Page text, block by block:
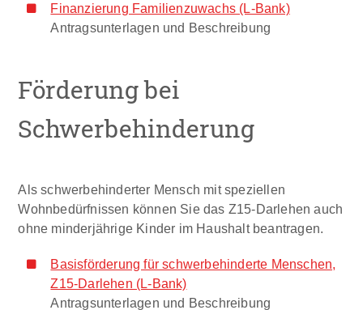
Finanzierung Familienzuwachs (L-Bank)
Antragsunterlagen und Beschreibung
Förderung bei
Schwerbehinderung
Als schwerbehinderter Mensch mit speziellen
Wohnbedürfnissen können Sie das Z15-Darlehen auch
ohne minderjährige Kinder im Haushalt beantragen.
Basisförderung für schwerbehinderte Menschen,
Z15-Darlehen (L-Bank)
Antragsunterlagen und Beschreibung